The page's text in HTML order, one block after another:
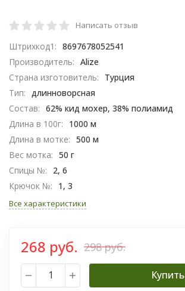
Написать отзыв
Штрихкод1: 8697678052541
Производитель: Alize
Страна изготовитель:
Турция
Тип: длинноворсная
Состав: 62% кид мохер, 38% полиамид
Длина в 100г:
1000 м
Длина в мотке: 500 м
Вес мотка: 50 г
Спицы №:
2, 6
Крючок №:
1, 3
Все характеристики
268 руб. 298 руб.
Купить